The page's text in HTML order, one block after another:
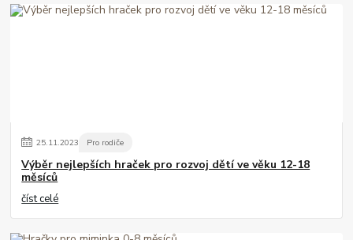
25.11.2023 Pro rodiče
Výběr nejlepších hraček pro rozvoj dětí ve věku 12-18
měsíců
číst celé